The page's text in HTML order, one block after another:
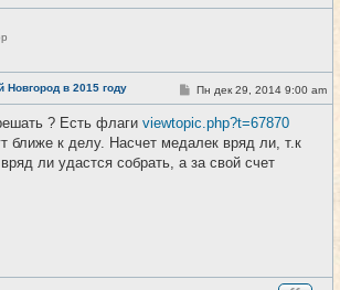
Новгород в 2015 году #28
С
о
о
б
щ
н
Пн дек 29, 2014 9:00 am
? Есть флаги viewtopic.php?t=67870
ближе к делу. Насчет медалек вряд ли, т.к
ли удастся собрать, а за свой счет